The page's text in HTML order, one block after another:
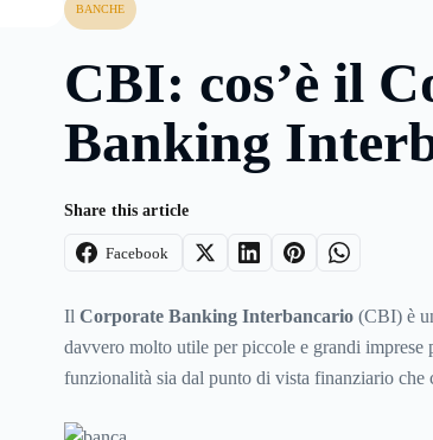
BANCHE
CBI: cos’è il
Banking
Share this article
Facebook
Il Corporate Banking Interbancario(CBI) è
davvero molto utile per piccole e grandi imprese
funzionalità sia dal punto di vista finanziario che